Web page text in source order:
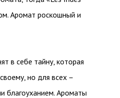
Аромат роскошный и
в себе тайну, которая
но для всех –
благоуханием. Ароматы